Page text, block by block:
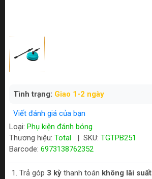
Tình trạng: Giao 1-2 ngày
Viết đánh giá của bạn
Loại: Phụ kiện đánh bóng
Thương hiệu: Total SKU: TGTPB251
Barcode: 6973138762352
Trả góp 3 kỳ thanh toán không lãi suất